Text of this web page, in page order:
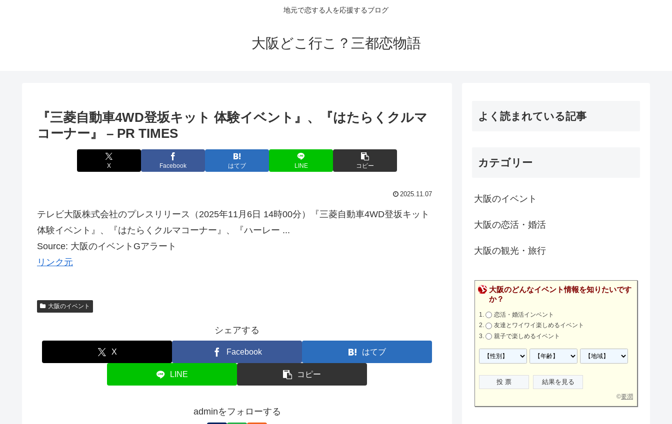
地元で恋する人を応援するブログ
大阪どこ行こ？三都恋物語
『三菱自動車4WD登坂キット 体験イベント 』、『はたらくクルマ
コーナー』 – PR TIMES
X Facebook はてブ LINE コピー
2025.11.07
テレビ大阪株式会社のプレスリリース（2025年11月6日 14時00分）『三菱自動車4WD登坂キット
体験イベント』、『はたらくクルマコーナー』、『ハーレー ...
Source: 大阪のイベントGアラート
リンク元
大阪のイベント
シェアする
X Facebook はてブ
LINE コピー
adminをフォローする
よく読まれている記事
カテゴリー
大阪のイベント
大阪の恋活・婚活
大阪の観光・旅行
大阪のどんなイベント情報を知りたいです
か？
恋活・婚活インベント
友達とワイワイ楽しめるイベント
親子で楽しめるイベント
©要潤